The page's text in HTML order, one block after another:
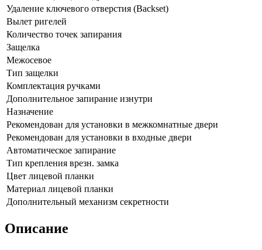
Удаление ключевого отверстия (Backset)
Вылет ригелей
Количество точек запирания
Защелка
Межосевое
Тип защелки
Комплектация ручками
Дополнительное запирание изнутри
Назначение
Рекомендован для установки в межкомнатные двери
Рекомендован для установки в входные двери
Автоматическое запирание
Тип крепления врезн. замка
Цвет лицевой планки
Материал лицевой планки
Дополнительный механизм секретности
Описание